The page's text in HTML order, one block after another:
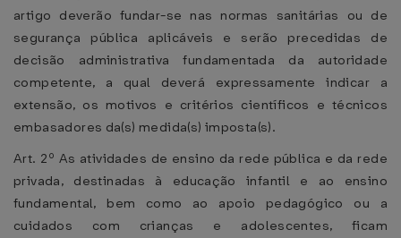
artigo deverão fundar-se nas normas sanitárias ou de
segurança pública aplicáveis e serão precedidas de
decisão administrativa fundamentada da autoridade
competente, a qual deverá expressamente indicar a
extensão, os motivos e critérios científicos e técnicos
embasadores da(s) medida(s) imposta(s).
Art. 2º As atividades de ensino da rede pública e da rede
privada, destinadas à educação infantil e ao ensino
fundamental, bem como ao apoio pedagógico ou a
cuidados com crianças e adolescentes, ficam